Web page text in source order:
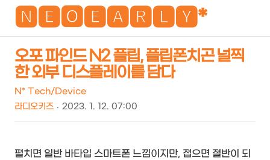
🅽🅴🅾🅴🅰🆁🅻🆈*
오포 파인드 N2 플립, 플립폰치곤 널찍
한 외부 디스플레이를 담다
N* Tech/Device
라디오키즈
2023. 1. 12. 07:00
펼치면 일반 바타입 스마트폰 느낌이지만, 접으면 절반이 되